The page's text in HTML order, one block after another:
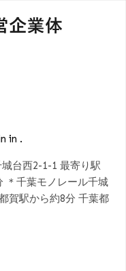
in .
台西2-1-1 最寄り駅
＊千葉モノレール千城
賀駅から約8分 千葉都